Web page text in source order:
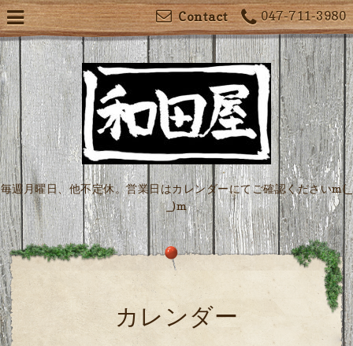
047-711-3980
Contact
毎週月曜日、他不定休。営業日はカレンダーにてご確認くださいm(_
_)m
カレンダー